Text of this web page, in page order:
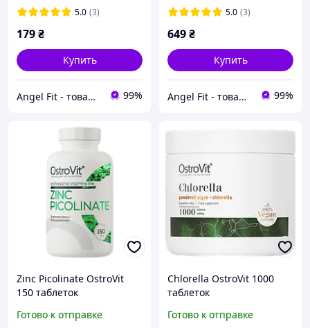
5.0 (3)
179₴
Купить
Angel Fit - товари для здоров'я, спорту та активного життя 99%
5.0 (3)
649₴
Купить
Angel Fit - товари для здоров'я, спорту та активного життя 99%
Zinc Picolinate OstroVit
150 таблеток
Готово к отправке
Chlorella OstroVit 1000
таблеток
Готово к отправке